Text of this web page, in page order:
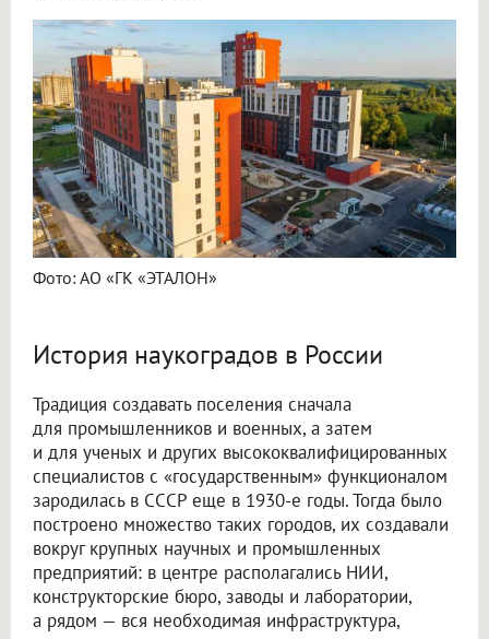
Фото: АО «ГК «ЭТАЛОН»
История наукоградов в России
Традиция создавать поселения сначала
для промышленников и военных, а затем
и для ученых и других высококвалифицированных
специалистов с «государственным» функционалом
зародилась в СССР еще в 1930-е годы. Тогда было
построено множество таких городов, их создавали
вокруг крупных научных и промышленных
предприятий: в центре располагались НИИ,
конструкторские бюро, заводы и лаборатории,
а рядом — вся необходимая инфраструктура,